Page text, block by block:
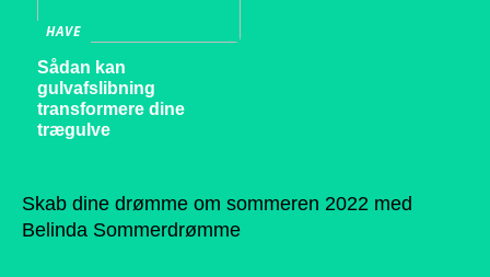
HAVE
Sådan kan
gulvafslibning
transformere dine
trægulve
Skab dine drømme om sommeren 2022 med
Belinda Sommerdrømme